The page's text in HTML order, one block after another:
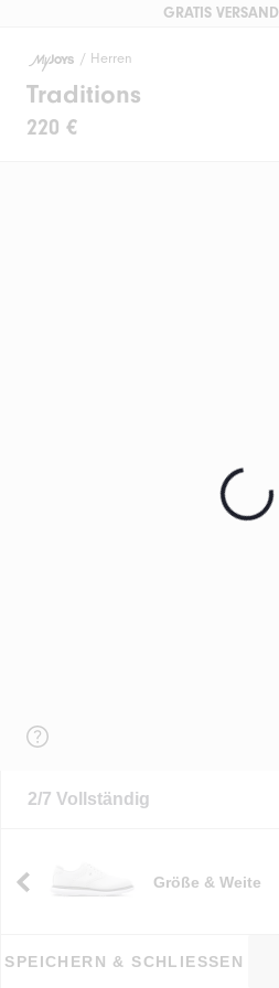
GRATIS VERSAND
/ Herren
Traditions
220 €
2/7 Vollständig
Größe & Weite
SPEICHERN & SCHLIESSEN